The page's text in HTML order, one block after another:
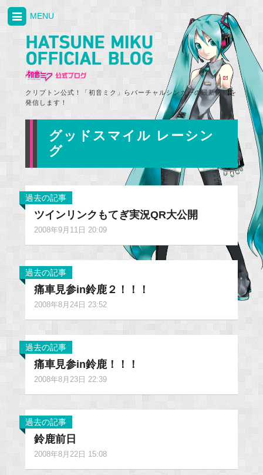
クリプトン公式！「初音ミク」らバーチャルシンガーの最新情報を
発信します！
MENU
グッドスマイル レーシン
グ
過去の記事
ツインリンクもてぎ実況QR大公開
2008年9月11日 20:09
過去の記事
痛車見参in鈴鹿２！！！
2008年8月24日 23:52
過去の記事
痛車見参in鈴鹿！！！
2008年8月23日 22:39
過去の記事
鈴鹿前日
2008年8月22日 15:08